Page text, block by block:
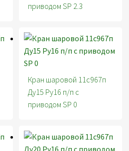
приводом SP 2.3
Кран шаровой 11с967п
Ду15 Ру16 п/п с
приводом SP 0